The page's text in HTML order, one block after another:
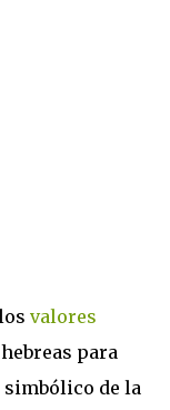
valores
para
de la